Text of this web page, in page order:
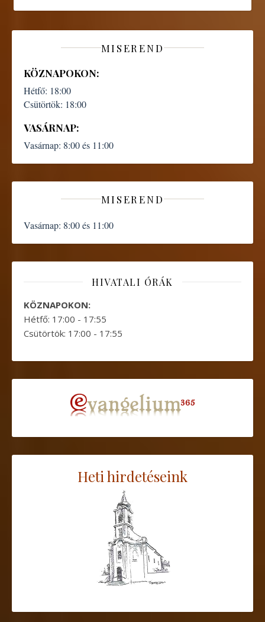
MISEREND
KÖZNAPOKON:
Hétfő: 18:00
Csütörtök: 18:00
VASÁRNAP:
Vasárnap: 8:00 és 11:00
MISEREND
Vasárnap: 8:00 és 11:00
HIVATALI ÓRÁK
KÖZNAPOKON:
Hétfő: 17:00 - 17:55
Csütörtök: 17:00 - 17:55
Heti hirdetéseink